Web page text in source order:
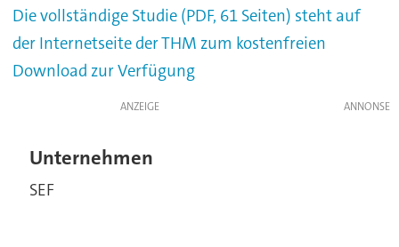
Die vollständige Studie (PDF, 61 Seiten) steht auf
der Internetseite der THM zum kostenfreien
Download zur Verfügung
ANZEIGE
Unternehmen
SEF